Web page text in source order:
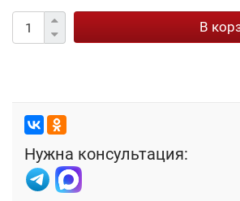
В
Нужна консультация: